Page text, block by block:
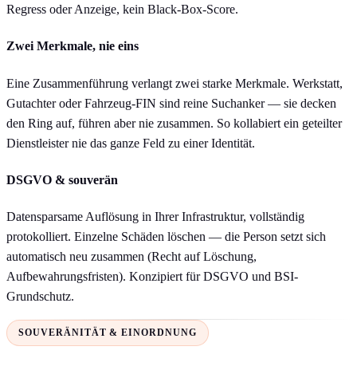
Regress oder Anzeige, kein Black-Box-Score.
Zwei Merkmale, nie eins
Eine Zusammenführung verlangt zwei starke Merkmale. Werkstatt,
Gutachter oder Fahrzeug-FIN sind reine Suchanker — sie decken
den Ring auf, führen aber nie zusammen. So kollabiert ein geteilter
Dienstleister nie das ganze Feld zu einer Identität.
DSGVO & souverän
Datensparsame Auflösung in Ihrer Infrastruktur, vollständig
protokolliert. Einzelne Schäden löschen — die Person setzt sich
automatisch neu zusammen (Recht auf Löschung,
Aufbewahrungsfristen). Konzipiert für DSGVO und BSI-
Grundschutz.
SOUVERÄNITÄT & EINORDNUNG